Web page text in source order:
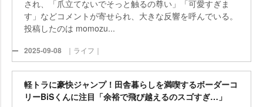
され、「爪立てないでそっと触るの尊い」「可愛すぎま
す」などコメントが寄せられ、大きな反響を呼んでいる。
投稿したのは momozu...
2025-09-08 ｜ライフ｜
軽トラに豪快ジャンプ！田舎暮らしを満喫するボーダーコ
リーBiSくんに注目「余裕で飛び越えるのスゴすぎ…」